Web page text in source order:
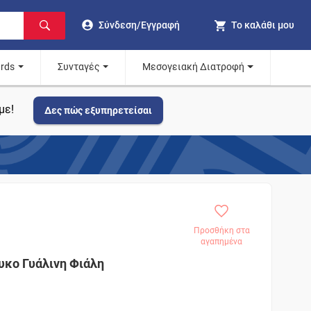
Σύνδεση/Εγγραφή Το καλάθι μου
Συνταγές Μεσογειακή Διατροφή
Δες πώς εξυπηρετείσαι
Προσθήκη στα
αγαπημένα
Γυάλινη Φιάλη